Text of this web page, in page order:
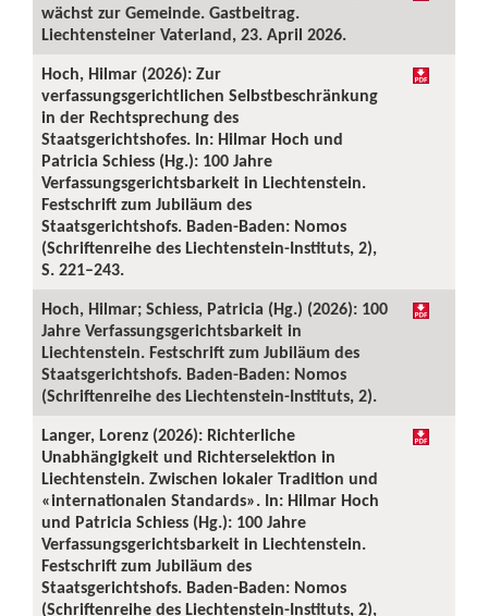
wächst zur Gemeinde. Gastbeitrag.
Liechtensteiner Vaterland, 23. April 2026.
Hoch, Hilmar (2026): Zur
verfassungsgerichtlichen Selbstbeschränkung
in der Rechtsprechung des
Staatsgerichtshofes. In: Hilmar Hoch und
Patricia Schiess (Hg.): 100 Jahre
Verfassungsgerichtsbarkeit in Liechtenstein.
Festschrift zum Jubiläum des
Staatsgerichtshofs. Baden-Baden: Nomos
(Schriftenreihe des Liechtenstein-Instituts, 2),
S. 221–243.
Hoch, Hilmar; Schiess, Patricia (Hg.) (2026): 100
Jahre Verfassungsgerichtsbarkeit in
Liechtenstein. Festschrift zum Jubiläum des
Staatsgerichtshofs. Baden-Baden: Nomos
(Schriftenreihe des Liechtenstein-Instituts, 2).
Langer, Lorenz (2026): Richterliche
Unabhängigkeit und Richterselektion in
Liechtenstein. Zwischen lokaler Tradition und
«internationalen Standards». In: Hilmar Hoch
und Patricia Schiess (Hg.): 100 Jahre
Verfassungsgerichtsbarkeit in Liechtenstein.
Festschrift zum Jubiläum des
Staatsgerichtshofs. Baden-Baden: Nomos
(Schriftenreihe des Liechtenstein-Instituts, 2),